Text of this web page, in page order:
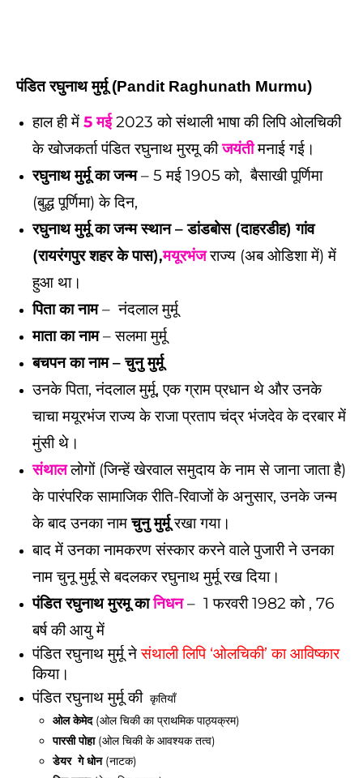
पंडित रघुनाथ मुर्मू (Pandit Raghunath Murmu)
हाल ही में 5 मई2023 को संथाली भाषा की लिपि ओलचिकी
के खोजकर्ता पंडित रघुनाथ मुरमू कीजयंतीमनाई गई।
रघुनाथ मुर्मू का जन्म– 5 मई 1905 को, बैसाखी पूर्णिमा
(बुद्ध पूर्णिमा) के दिन,
रघुनाथ मुर्मू का जन्म स्थान – डांडबोस (दाहरडीह) गांव
(रायरंगपुर शहर के पास),मयूरभंजराज्य (अब ओडिशा में) में
हुआ था।
पिता का नाम– नंदलाल मुर्मू
माता का नाम– सलमा मुर्मू
बचपन का नाम – चुनु मुर्मू
उनके पिता, नंदलाल मुर्मू, एक ग्राम प्रधान थे और उनके
चाचा मयूरभंज राज्य के राजा प्रताप चंद्र भंजदेव के दरबार में
मुंसी थे।
संथाललोगों (जिन्हें खेरवाल समुदाय के नाम से जाना जाता है)
के पारंपरिक सामाजिक रीति-रिवाजों के अनुसार, उनके जन्म
के बाद उनका नामचुनु मुर्मूरखा गया।
बाद में उनका नामकरण संस्कार करने वाले पुजारी ने उनका
नाम चुनू मुर्मू से बदलकर रघुनाथ मुर्मू रख दिया।
पंडित रघुनाथ मुरमू कानिधन– 1 फरवरी 1982 को , 76
बर्ष की आयु में
पंडित रघुनाथ मुर्मू नेसंथाली लिपि ‘ओलचिकी’ का आविष्कार
किया।
पंडित रघुनाथ मुर्मू की कृतियाँ
ओल केमेद(ओल चिकी का प्राथमिक पाठ्यक्रम)
पारसी पोहा(ओल चिकी के आवश्यक तत्व)
डेयर गे धोन(नाटक)